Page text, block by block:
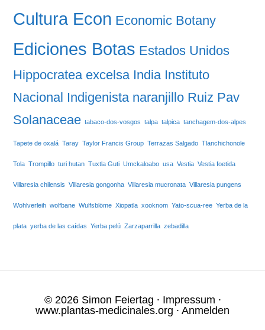
Cultura Econ Economic Botany
Ediciones Botas Estados Unidos
Hippocratea excelsa India Instituto
Nacional Indigenista naranjillo Ruiz Pav
Solanaceae tabaco-dos-vosgos talpa talpica tanchagem-dos-alpes
Tapete de oxalá Taray Taylor Francis Group Terrazas Salgado Tlanchichonole
Tola Trompillo turi hutan Tuxtla Guti Umckaloabo usa Vestia Vestia foetida
Villaresia chilensis Villaresia gongonha Villaresia mucronata Villaresia pungens
Wohlverleih wolfbane Wulfsblöme Xiopatla xooknom Yato-scua-ree Yerba de la
plata yerba de las caídas Yerba pelú Zarzaparrilla zebadilla
© 2026 Simon Feiertag ⸱ Impressum ⸱
www.plantas-medicinales.org ⸱ Anmelden